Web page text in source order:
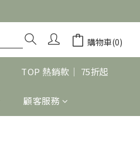
購物車(0)
TOP 熱銷款｜ 75折起
顧客服務
立即購買